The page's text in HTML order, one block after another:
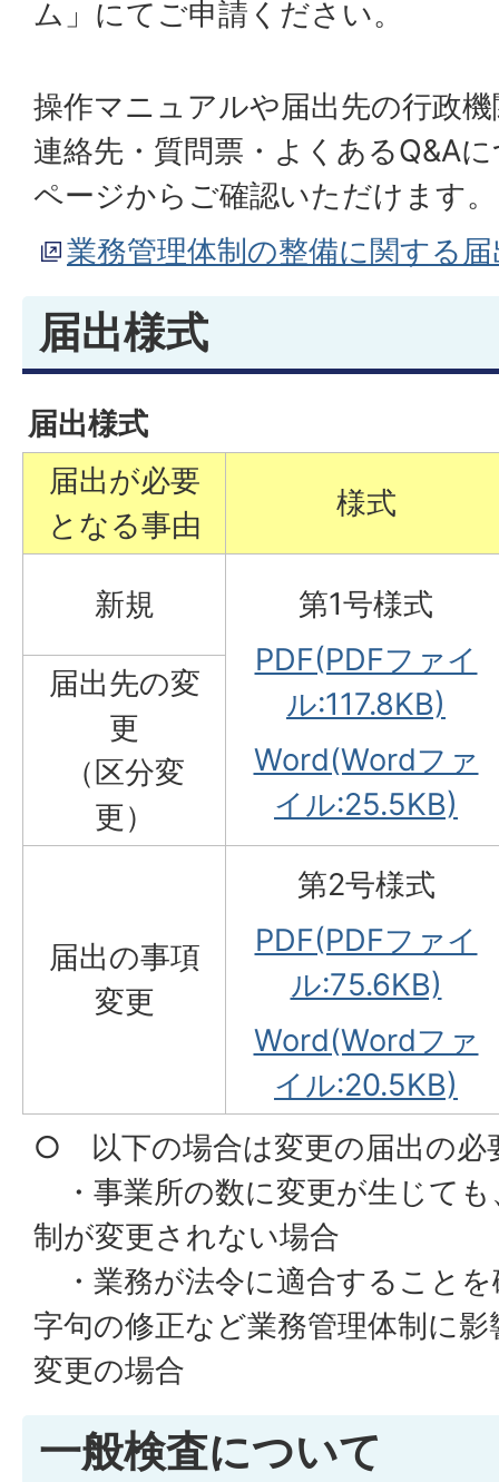
ム」にてご申請ください。
操作マニュアルや届出先の行政
連絡先・質問票・よくあるQ&A
ページからご確認いただけます。
業務管理体制の整備に関する
届出様式
届出様式
届出が必要
となる事由
様式
新規
第1号様式
PDF(PDFファイ
ル:117.8KB)
Word(Wordファ
イル:25.5KB)
届出先の変
更
（区分変
更）
届出の事項
変更
第2号様式
PDF(PDFファイ
ル:75.6KB)
Word(Wordファ
イル:20.5KB)
○ 以下の場合は変更の届出の必
・事業所の数に変更が生じても
制が変更されない場合
・業務が法令に適合すること
字句の修正など業務管理体制に
変更の場合
一般検査について